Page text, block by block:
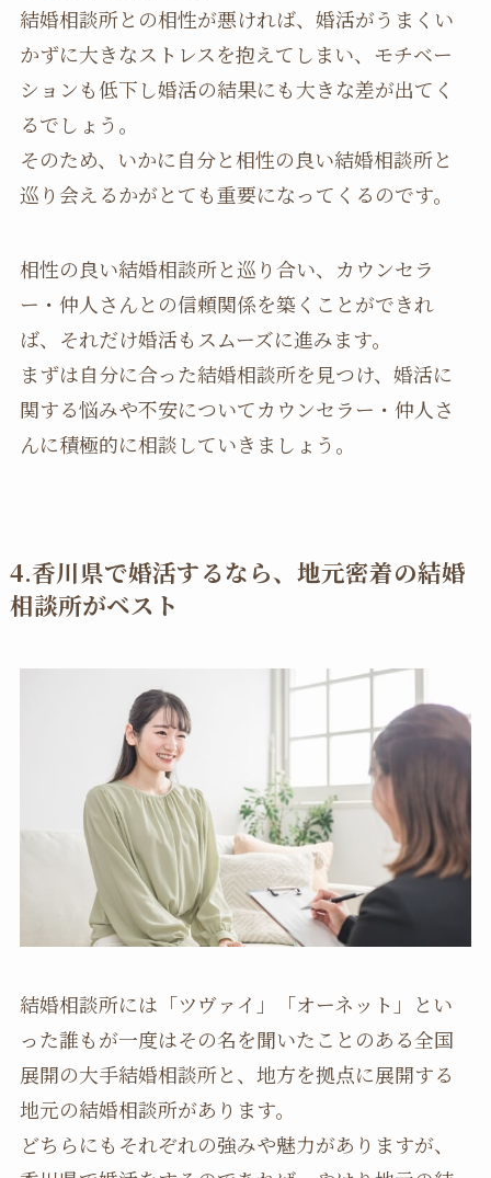
結婚相談所との相性が悪ければ、婚活がうまくい
かずに大きなストレスを抱えてしまい、モチベー
ションも低下し婚活の結果にも大きな差が出てく
るでしょう。
そのため、いかに自分と相性の良い結婚相談所と
巡り会えるかがとても重要になってくるのです。
相性の良い結婚相談所と巡り合い、カウンセラ
ー・仲人さんとの信頼関係を築くことができれ
ば、それだけ婚活もスムーズに進みます。
まずは自分に合った結婚相談所を見つけ、婚活に
関する悩みや不安についてカウンセラー・仲人さ
んに積極的に相談していきましょう。
4.香川県で婚活するなら、地元密着の結婚
相談所がベスト
結婚相談所には「ツヴァイ」「オーネット」とい
った誰もが一度はその名を聞いたことのある全国
展開の大手結婚相談所と、地方を拠点に展開する
地元の結婚相談所があります。
どちらにもそれぞれの強みや魅力がありますが、